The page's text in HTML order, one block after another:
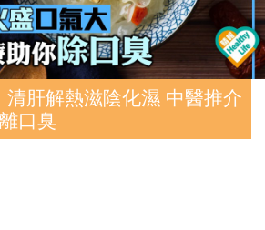
清肝解熱滋陰化濕 中醫推介
口臭